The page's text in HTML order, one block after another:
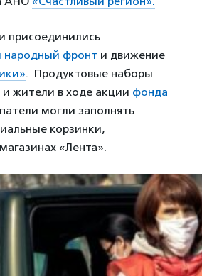
присоединились
народный фронт и движение
. Продуктовые наборы
жители в ходе акции фонда
могли заполнять
корзинки,
«Лента».